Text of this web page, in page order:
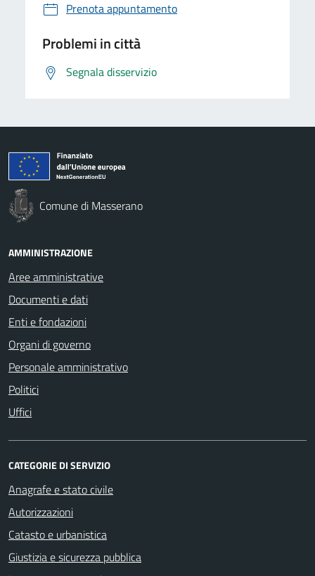
Prenota appuntamento
Problemi in città
Segnala disservizio
Comune di Masserano
AMMINISTRAZIONE
Aree amministrative
Documenti e dati
Enti e fondazioni
Organi di governo
Personale amministrativo
Politici
Uffici
CATEGORIE DI SERVIZIO
Anagrafe e stato civile
Autorizzazioni
Catasto e urbanistica
Giustizia e sicurezza pubblica